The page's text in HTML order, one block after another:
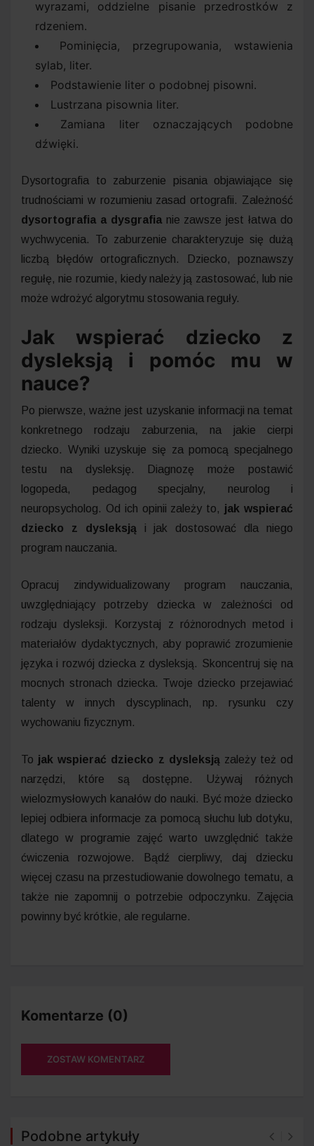
wyrazami, oddzielne pisanie przedrostków z
rdzeniem.
Pominięcia, przegrupowania, wstawienia
sylab, liter.
Podstawienie liter o podobnej pisowni.
Lustrzana pisownia liter.
Zamiana liter oznaczających podobne
dźwięki.
Dysortografia to zaburzenie pisania objawiające się
trudnościami w rozumieniu zasad ortografii. Zależność
dysortografia a dysgrafianie zawsze jest łatwa do
wychwycenia. To zaburzenie charakteryzuje się dużą
liczbą błędów ortograficznych. Dziecko, poznawszy
regułę, nie rozumie, kiedy należy ją zastosować, lub nie
może wdrożyć algorytmu stosowania reguły.
Jak wspierać dziecko z
dysleksją i pomóc mu w
nauce?
Po pierwsze, ważne jest uzyskanie informacji na temat
konkretnego rodzaju zaburzenia, na jakie cierpi
dziecko. Wyniki uzyskuje się za pomocą specjalnego
testu na dysleksję. Diagnozę może postawić
logopeda, pedagog specjalny, neurolog i
neuropsycholog. Od ich opinii zależy to, jak wspierać
dziecko z dysleksją i jak dostosować dla niego
program nauczania.
Opracuj zindywidualizowany program nauczania,
uwzględniający potrzeby dziecka w zależności od
rodzaju dysleksji. Korzystaj z różnorodnych metod i
materiałów dydaktycznych, aby poprawić zrozumienie
języka i rozwój dziecka z dysleksją. Skoncentruj się na
mocnych stronach dziecka. Twoje dziecko przejawiać
talenty w innych dyscyplinach, np. rysunku czy
wychowaniu fizycznym.
To jak wspierać dziecko z dysleksją zależy też od
narzędzi, które są dostępne. Używaj różnych
wielozmysłowych kanałów do nauki. Być może dziecko
lepiej odbiera informacje za pomocą słuchu lub dotyku,
dlatego w programie zajęć warto uwzględnić także
ćwiczenia rozwojowe. Bądź cierpliwy, daj dziecku
więcej czasu na przestudiowanie dowolnego tematu, a
także nie zapomnij o potrzebie odpoczynku. Zajęcia
powinny być krótkie, ale regularne.
Komentarze (0)
ZOSTAW KOMENTARZ
Podobne artykuły